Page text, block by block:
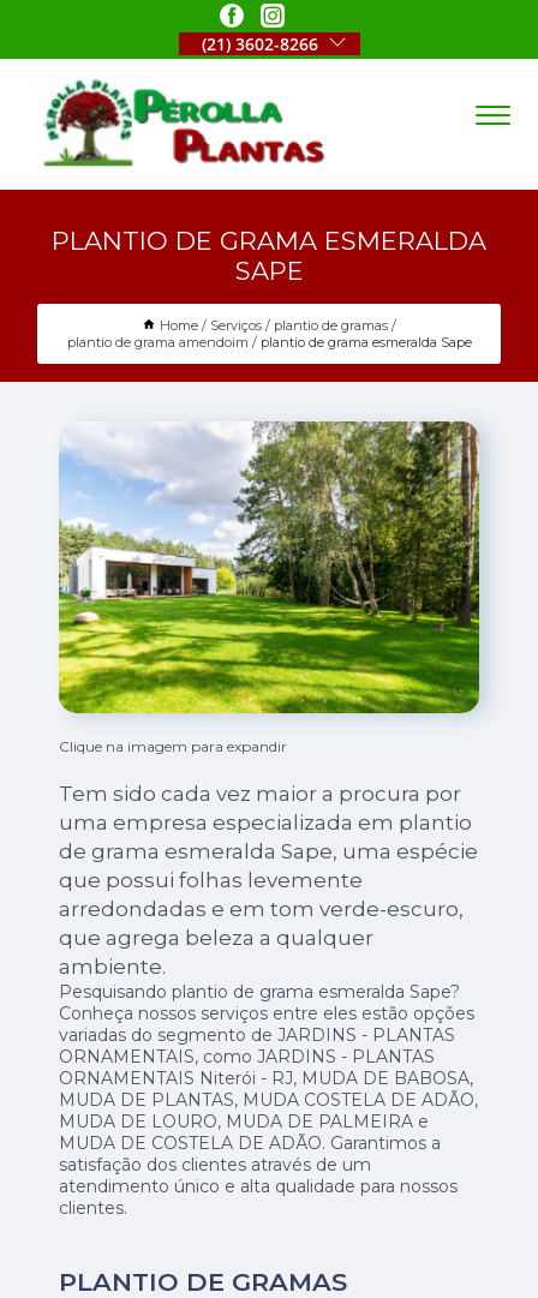
(21) 3602-8266
PLANTIO DE GRAMA ESMERALDA
SAPE
Home Serviços
plantio de gramas
plantio de grama amendoim
plantio de grama esmeralda Sape
Clique na imagem para expandir
Tem sido cada vez maior a procura por
uma empresa especializada em plantio
de grama esmeralda Sape, uma espécie
que possui folhas levemente
arredondadas e em tom verde-escuro,
que agrega beleza a qualquer
ambiente.
Pesquisando plantio de grama esmeralda Sape?
Conheça nossos serviços entre eles estão opções
variadas do segmento de JARDINS - PLANTAS
ORNAMENTAIS, como JARDINS - PLANTAS
ORNAMENTAIS Niterói - RJ, MUDA DE BABOSA,
MUDA DE PLANTAS, MUDA COSTELA DE ADÃO,
MUDA DE LOURO, MUDA DE PALMEIRA e
MUDA DE COSTELA DE ADÃO. Garantimos a
satisfação dos clientes através de um
atendimento único e alta qualidade para nossos
clientes.
PLANTIO DE GRAMAS